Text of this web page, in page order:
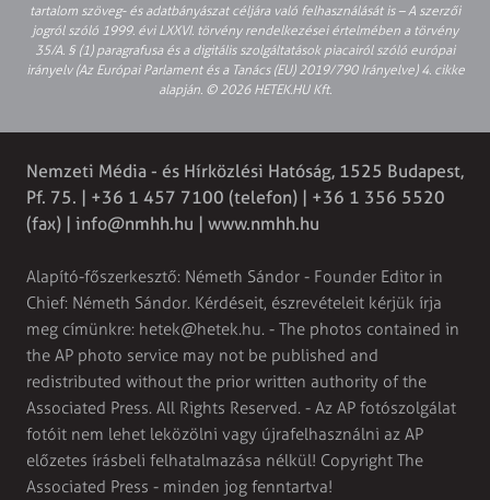
tartalom szöveg- és adatbányászat céljára való felhasználását is – A szerzői
jogról szóló 1999. évi LXXVI. törvény rendelkezései értelmében a törvény
35/A. § (1) paragrafusa és a digitális szolgáltatások piacairól szóló európai
irányelv (Az Európai Parlament és a Tanács (EU) 2019/790 Irányelve) 4. cikke
alapján. © 2026 HETEK.HU Kft.
Nemzeti Média - és Hírközlési Hatóság, 1525 Budapest,
Pf. 75. | +36 1 457 7100 (telefon) | +36 1 356 5520
(fax) | info@nmhh.hu | www.nmhh.hu
Alapító-főszerkesztő: Németh Sándor - Founder Editor in
Chief: Németh Sándor. Kérdéseit, észrevételeit kérjük írja
meg címünkre: hetek@hetek.hu. - The photos contained in
the AP photo service may not be published and
redistributed without the prior written authority of the
Associated Press. All Rights Reserved. - Az AP fotószolgálat
fotóit nem lehet leközölni vagy újrafelhasználni az AP
előzetes írásbeli felhatalmazása nélkül! Copyright The
Associated Press - minden jog fenntartva!